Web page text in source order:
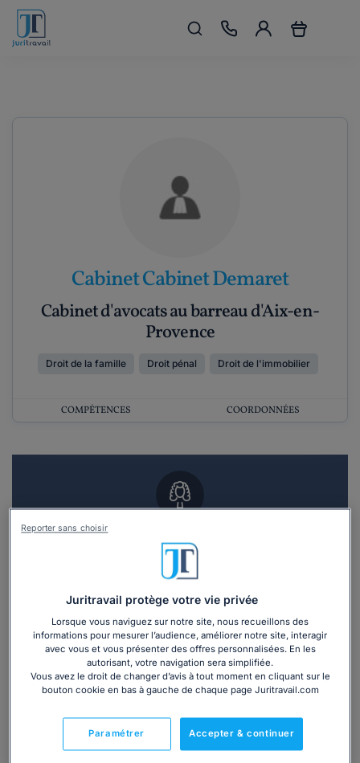
Cabinet Cabinet Demaret
Cabinet d'avocats au barreau d'Aix-en-
Provence
Droit de la famille Droit pénal Droit de l'immobilier
COMPÉTENCES COORDONNÉES
Vous souhaitez un RDV en cabinet avec un
avocat ?
Recevoir des devis d'avocats
3 devis en 48h
Vous souhaitez une consultation par
Juritravail protège votre vie privée
Lorsque vous naviguez sur notre site, nous recueillons des
informations pour mesurer l’audience, améliorer notre site, interagir
avec vous et vous présenter des offres personnalisées. En les
autorisant, votre navigation sera simplifiée.
Vous avez le droit de changer d’avis à tout moment en cliquant sur le
bouton cookie en bas à gauche de chaque page Juritravail.com
Accepter & continuer
Paramétrer
Reporter sans choisir